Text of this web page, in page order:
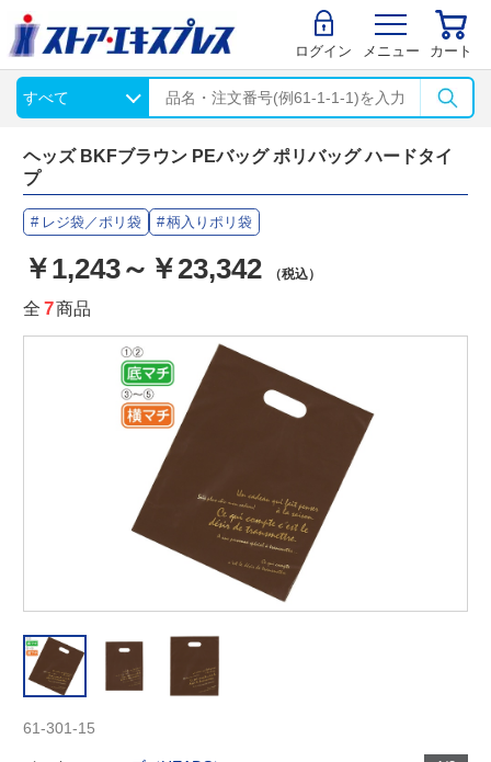
ログイン メニュー カート
ヘッズ BKFブラウン PEバッグ ポリバッグ ハードタイ
プ
レジ袋／ポリ袋 柄入りポリ袋
￥1,243～￥23,342 （税込）
全 7商品
61-301-15